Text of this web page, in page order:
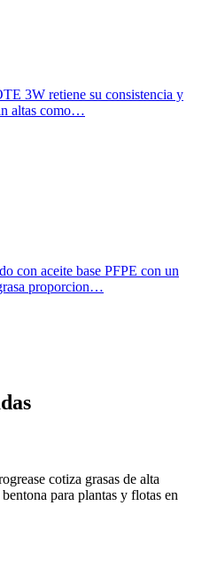
3W retiene su consistencia y
altas como…
con aceite base PFPE con un
proporcion…
cotiza grasas de alta
para plantas y flotas en